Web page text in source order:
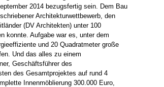
2014 bezugsfertig sein. Dem Bau
Architekturwettbewerb, den
(DV Architekten) unter 100
konnte. Aufgabe war es, unter dem
und 20 Quadratmeter große
Und das alles zu einem
Geschäftsführer des
des Gesamtprojektes auf rund 4
Innenmöblierung 300.000 Euro,